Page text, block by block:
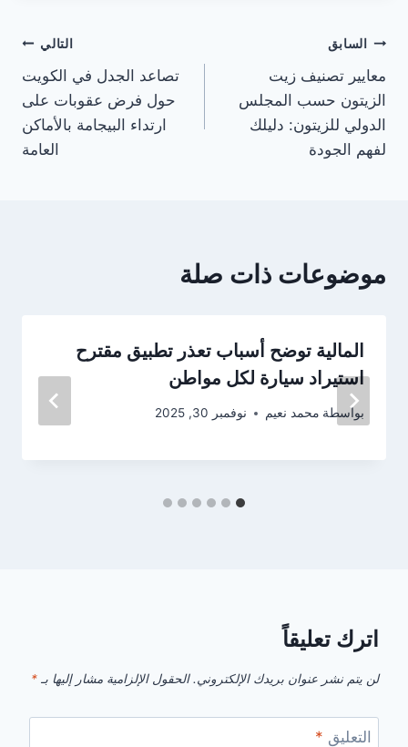
تصفّح
المقالات
السابق
معايير تصنيف زيت
الزيتون حسب المجلس
الدولي للزيتون: دليلك
لفهم الجودة
التالي
تصاعد الجدل في الكويت
حول فرض عقوبات على
ارتداء البيجامة بالأماكن
العامة
موضوعات ذات صلة
المالية توضح أسباب تعذر تطبيق مقترح
استيراد سيارة لكل مواطن
بواسطة محمد نعيم نوفمبر 30, 2025
اترك تعليقاً
لن يتم نشر عنوان بريدك الإلكتروني. الحقول الإلزامية مشار إليها بـ *
التعليق *